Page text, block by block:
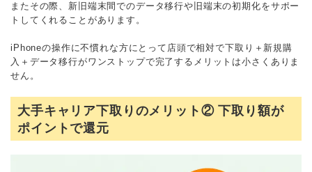
またその際、新旧端末間でのデータ移行や旧端末の初期化をサポー
トしてくれることがあります。
iPhoneの操作に不慣れな方にとって店頭で相対で下取り＋新規購
入＋データ移行がワンストップで完了するメリットは小さくありま
せん。
大手キャリア下取りのメリット② 下取り額が
ポイントで還元